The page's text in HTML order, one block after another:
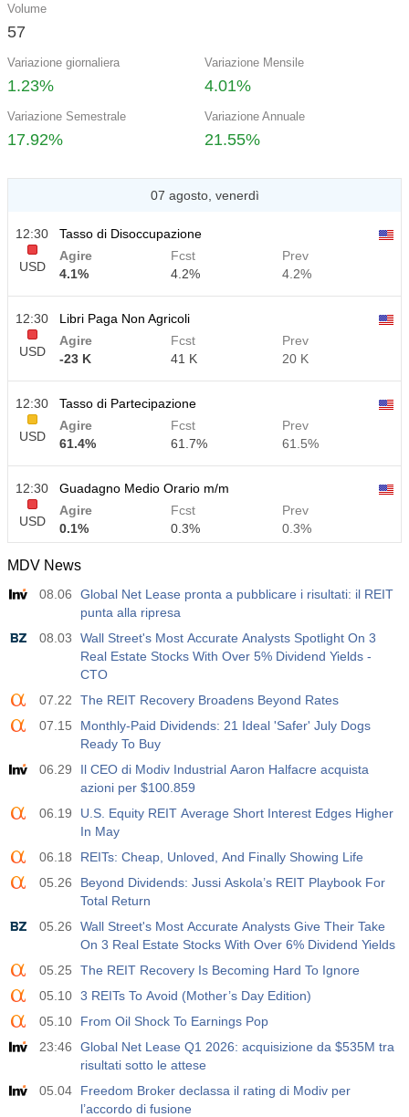
Volume
57
Variazione giornaliera
1.23%
Variazione Mensile
4.01%
Variazione Semestrale
17.92%
Variazione Annuale
21.55%
07 agosto, venerdì
12:30
USD
Tasso di Disoccupazione
Agire
4.1%
Fcst
4.2%
Prev
4.2%
12:30
USD
Libri Paga Non Agricoli
Agire
-23 K
Fcst
41 K
Prev
20 K
12:30
USD
Tasso di Partecipazione
Agire
61.4%
Fcst
61.7%
Prev
61.5%
12:30
USD
Guadagno Medio Orario m/m
Agire
0.1%
Fcst
0.3%
Prev
0.3%
12:30
Guadagno Medio Orario a/a
Agire
3.2%
Fcst
3.5%
Prev
USD
Libri Paga Privati Non Agricoli
Agire
30 K
40 K
30 K
USD
Tasso di Disoccupazione U6
Agire
7.9%
Fcst
7.9%
Prev
USD
Baker Hughes CONTEGGIO DELLE PIATTAFORME
PETROLIFERE STATUNITENSI
Agire
454
Fcst
Prev
451
17:00
Baker Hughes US Total Rig Count
Agire
588
Fcst
Prev
588
19:00
USD
$​14.17 B
$​11.44 B
$​-1.08 B
19:30
CFTC Oro Posizioni Nette Non Commerciali
MDV News
08.06
Global Net Lease pronta a pubblicare i risultati: il REIT
punta alla ripresa
08.03
Wall Street's Most Accurate Analysts Spotlight On 3
Real Estate Stocks With Over 5% Dividend Yields -
CTO
07.22
The REIT Recovery Broadens Beyond Rates
07.15
Monthly-Paid Dividends: 21 Ideal 'Safer' July Dogs
Ready To Buy
06.29
Il CEO di Modiv Industrial Aaron Halfacre acquista
azioni per $100.859
06.19
U.S. Equity REIT Average Short Interest Edges Higher
In May
06.18
REITs: Cheap, Unloved, And Finally Showing Life
05.26
Beyond Dividends: Jussi Askola’s REIT Playbook For
Total Return
05.26
Wall Street's Most Accurate Analysts Give Their Take
On 3 Real Estate Stocks With Over 6% Dividend Yields
05.25
The REIT Recovery Is Becoming Hard To Ignore
05.10 3 REITs To Avoid (Mother’s Day Edition)
05.10
From Oil Shock To Earnings Pop
23:46
Global Net Lease Q1 2026: acquisizione da $535M tra
risultati sotto le attese
05.04
Freedom Broker declassa il rating di Modiv per
l’accordo di fusione